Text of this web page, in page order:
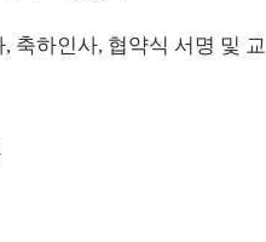
축하인사, 협약식 서명 및 교